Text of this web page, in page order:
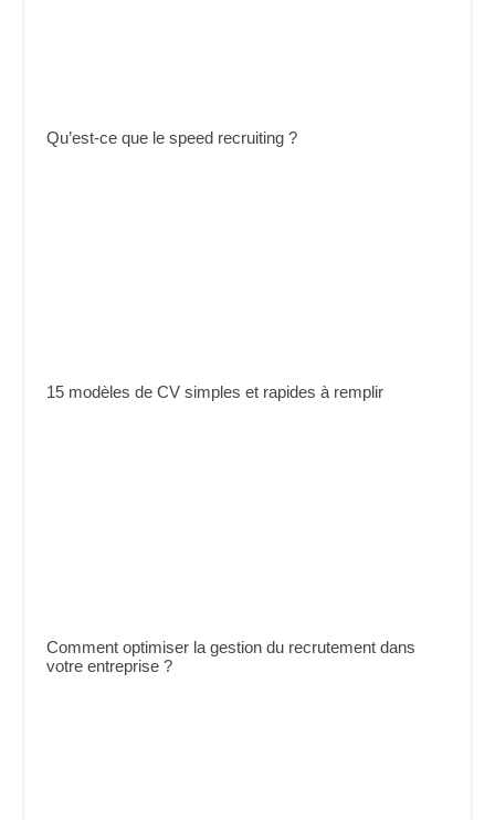
Qu’est-ce que le speed recruiting ?
15 modèles de CV simples et rapides à remplir
Comment optimiser la gestion du recrutement dans
votre entreprise ?